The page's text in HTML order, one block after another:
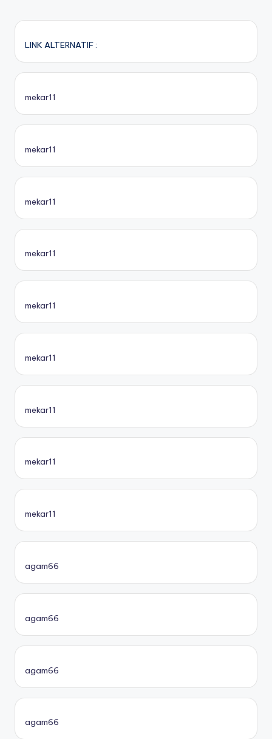
LINK ALTERNATIF :
mekar11
mekar11
mekar11
mekar11
mekar11
mekar11
mekar11
mekar11
mekar11
agam66
agam66
agam66
agam66